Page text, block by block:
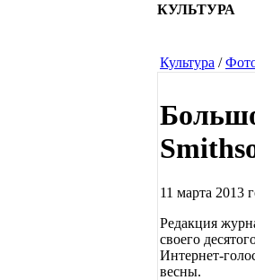
КУЛЬТУРА
Культура /
11 марта 2013
Редакция
своего
Интернет-
весны.